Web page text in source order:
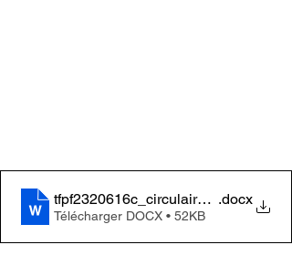
.docx
Télécharger DOCX • 52KB